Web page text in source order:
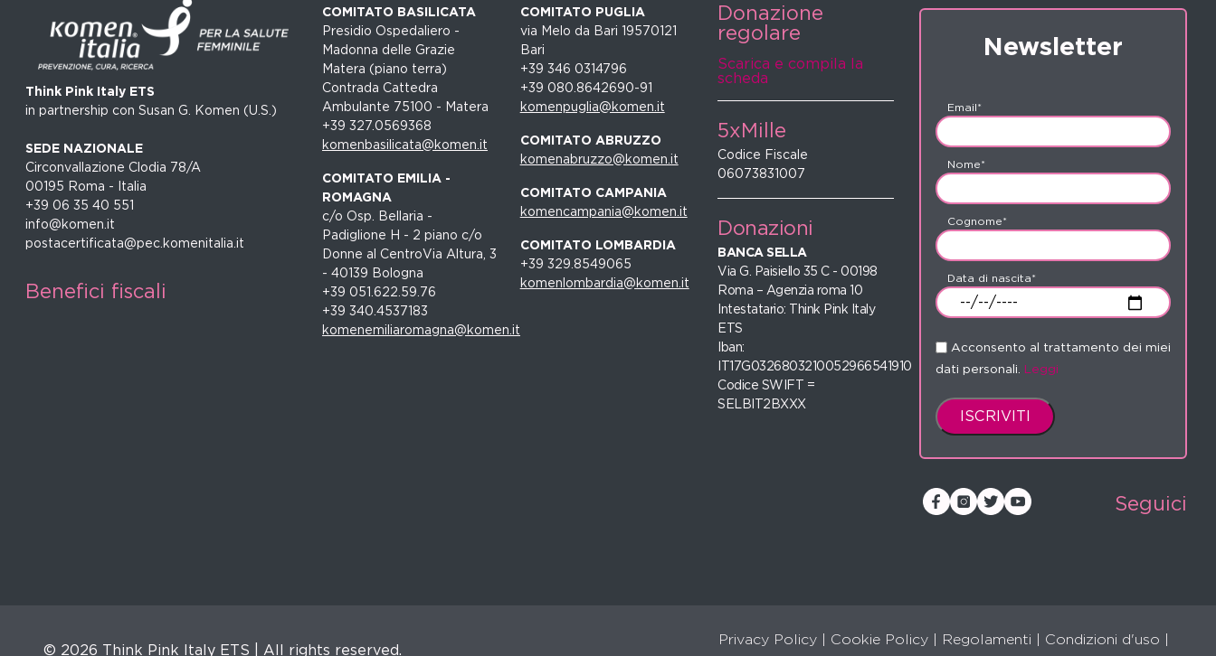
Think Pink Italy ETS
in partnership con Susan G. Komen (U.S.)
SEDE NAZIONALE
Circonvallazione Clodia 78/A
00195 Roma - Italia
+39 06 35 40 551
info@komen.it
postacertificata@pec.komenitalia.it
Benefici fiscali
COMITATO BASILICATA
Presidio Ospedaliero -
Madonna delle Grazie
Matera (piano terra)
Contrada Cattedra
Ambulante 75100 - Matera
+39 327.0569368
komenbasilicata@komen.it
COMITATO EMILIA -
ROMAGNA
c/o Osp. Bellaria -
Padiglione H - 2 piano c/o
Donne al CentroVia Altura, 3
- 40139 Bologna
+39 051.622.59.76
+39 340.4537183
komenemiliaromagna@komen.it
COMITATO PUGLIA
via Melo da Bari 19570121
Bari
+39 346 0314796
+39 080.8642690-91
komenpuglia@komen.it
COMITATO ABRUZZO
komenabruzzo@komen.it
COMITATO CAMPANIA
komencampania@komen.it
COMITATO LOMBARDIA
+39 329.8549065
komenlombardia@komen.it
Donazione
regolare
Scarica e compila la
scheda
5xMille
Codice Fiscale
06073831007
Donazioni
BANCA SELLA
Via G. Paisiello 35 C - 00198
Roma – Agenzia roma 10
Intestatario: Think Pink Italy
ETS
Iban:
IT17G0326803210052966541910
Codice SWIFT =
SELBIT2BXXX
Newsletter
Email*
Nome*
Cognome*
Data di nascita*
Acconsento al trattamento dei miei
dati personali. Leggi
Seguici
© 2026 Think Pink Italy ETS | All rights reserved.
Privacy Policy Cookie Policy Regolamenti
Condizioni d'uso |